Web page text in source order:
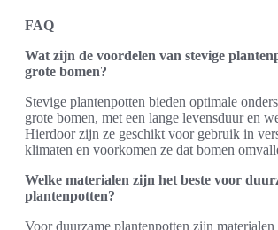
FAQ
Wat zijn de voordelen van stevige
grote bomen?
Stevige plantenpotten bieden optimale
grote bomen, met een lange levensduur en
Hierdoor zijn ze geschikt voor gebruik in
klimaten en voorkomen ze dat bomen
Welke materialen zijn het beste voor
plantenpotten?
Voor duurzame plantenpotten zijn materialen